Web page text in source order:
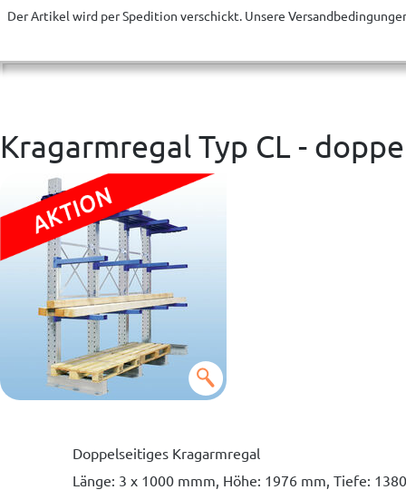
Der Artikel wird per Spedition verschickt. Unsere
Kragarmregal Typ CL -
Doppelseitiges Kragarmregal
Länge: 3 x 1000 mmm, Höhe: 1976 mm, Tiefe: